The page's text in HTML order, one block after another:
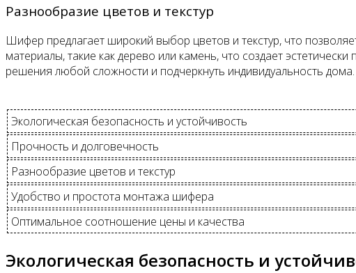
Разнообразие цветов и текстур
Шифер предлагает широкий выбор цветов и текстур, что
материалы, такие как дерево или камень, что создает
решения любой сложности и подчеркнуть индивидуальность дома.
Экологическая безопасность и устойчивость
Прочность и долговечность
Разнообразие цветов и текстур
Удобство и простота монтажа шифера
Оптимальное соотношение цены и качества
Экологическая безопасность и